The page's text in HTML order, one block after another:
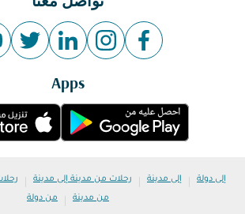
Apps
إلى دولة | إلى مدينة | رحلات من مدينة إلى مدينة |
من مدينة | من دولة